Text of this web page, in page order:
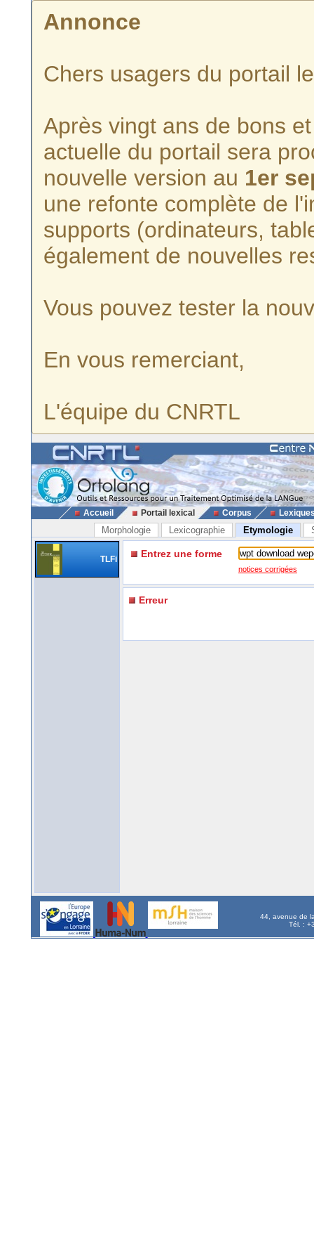
Annonce
Chers usagers du portail
Après vingt ans de bons
actuelle du portail sera
nouvelle version au 1er
une refonte complète de
supports (ordinateurs,
également de nouvelles
Vous pouvez tester la
En vous remerciant,
L'équipe du CNRTL
Accueil Portail lexical Corpus
Morphologie Lexicographie Etymologie
TLFi Entrez une forme
notices corrigées
Erreur
44, avenue de
Tél. :